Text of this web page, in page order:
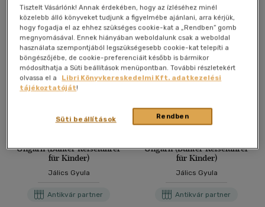
Antikvár könyv (6db)
Ungarn (Bunter Reiseführer
für Kinder)
Jálics Gyula
Antikvár partner
Ungarn (Bunter Reiseführer
für Kinder)
Jálics Gyula
Antikvár partner
Tisztelt Vásárlónk! Annak érdekében, hogy az ízléséhez minél
közelebb álló könyveket tudjunk a figyelmébe ajánlani, arra kérjük,
hogy fogadja el az ehhez szükséges cookie-kat a „Rendben” gomb
megnyomásával. Ennek hiányában weboldalunk csak a weboldal
használata szempontjából legszükségesebb cookie-kat telepíti a
böngészőjébe, de cookie-preferenciáit később is bármikor
módosíthatja a Süti beállítások menüpontban. További részletekért
olvassa el a
Libri Könyvkereskedelmi Kft. adatkezelési
tájékoztatóját!
Rendben
Süti beállítások